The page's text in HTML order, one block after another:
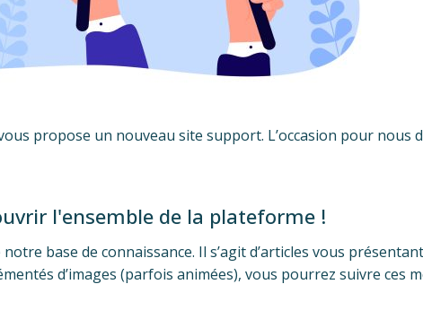
propose un nouveau site support. L’occasion pour nous
l'ensemble de la plateforme !
base de connaissance. Il s’agit d’articles vous
d’images (parfois animées), vous pourrez suivre ces